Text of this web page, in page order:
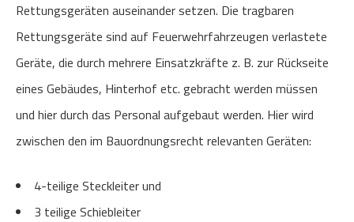
Rettungsgeräten auseinander setzen. Die tragbaren
Rettungsgeräte sind auf Feuerwehrfahrzeugen verlastete
Geräte, die durch mehrere Einsatzkräfte z. B. zur Rückseite
eines Gebäudes, Hinterhof etc. gebracht werden müssen
und hier durch das Personal aufgebaut werden. Hier wird
zwischen den im Bauordnungsrecht relevanten Geräten:
4-teilige Steckleiter und
3 teilige Schiebleiter